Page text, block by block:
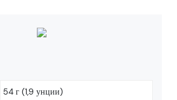
54 г (1,9 унции)